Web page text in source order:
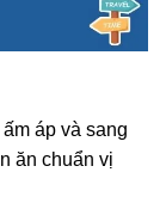
áp và sang
ăn chuẩn vị